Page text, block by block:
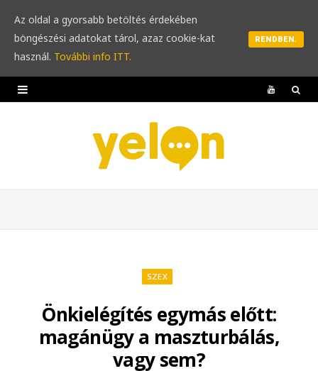
Y
u
SZEX
Önkielégítés egymás előtt:
magánügy a maszturbálás,
vagy sem?
Az oldal a gyorsabb betöltés érdekében
böngészési adatokat tárol, azaz cookie-kat
használ. További info ITT.
RENDBEN.